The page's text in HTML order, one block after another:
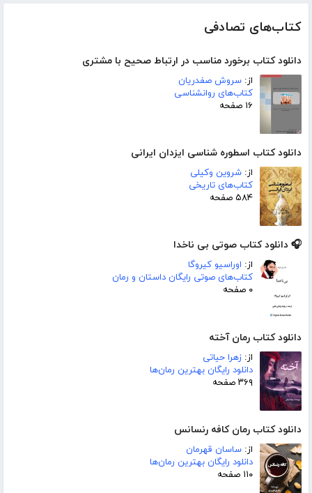
کتاب‌های تصادفی
دانلود کتاب برخورد مناسب در ارتباط صحیح با مشتری
از: سروش صفدریان
کتاب‌های روانشناسی
۱۶ صفحه
دانلود کتاب اسطوره شناسی ایزدان ایرانی
از: شروین وکیلی
کتاب‌های تاریخی
۵۸۴ صفحه
🎧 دانلود کتاب صوتی بی ناخدا
از: اوراسیو کیروگا
کتاب‌های صوتی رایگان داستان و رمان
۰ صفحه
دانلود کتاب رمان آخته
از: زهرا حیاتی
دانلود رایگان بهترین رمان‌ها
۳۶۹ صفحه
دانلود کتاب رمان کافه رنسانس
از: ساسان قهرمان
دانلود رایگان بهترین رمان‌ها
۱۱۰ صفحه